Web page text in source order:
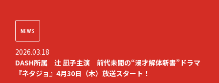
藤NEWS
2026.03.18
DASH所属 辻󠄀 凪子主演 前代未聞の“漫才解体新書”ドラマ
『ネタジョ』4月30日（木）放送スタート！